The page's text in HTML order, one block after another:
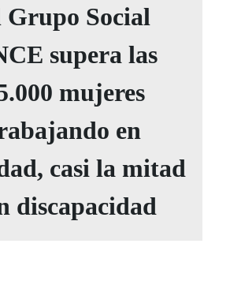
Grupo Social
supera las
mujeres
en
casi la mitad
discapacidad